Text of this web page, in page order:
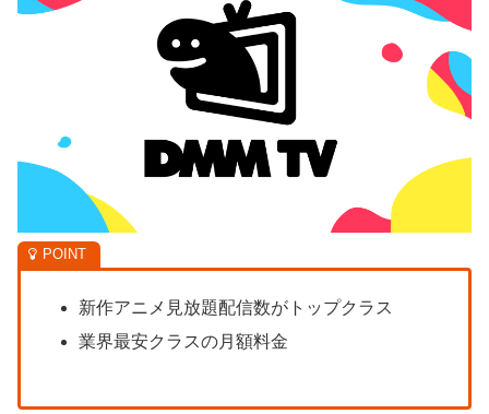
新作アニメ見放題配信数がトップクラス
業界最安クラスの月額料金